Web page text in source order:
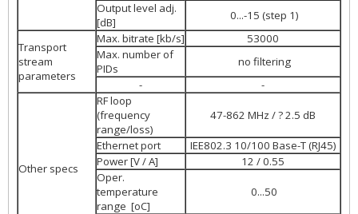
Output level adj.
[dB]
0...-15 (step 1)
Transport
stream
parameters
Max. bitrate [kb/s]
53000
Max. number of
PIDs
no filtering
-
-
Other specs
RF loop
(frequency
range/loss)
47-862 MHz / ? 2.5 dB
Ethernet port
IEE802.3 10/100 Base-T (RJ45)
Power [V / A]
12 / 0.55
Oper.
temperature
range [oC]
0...50